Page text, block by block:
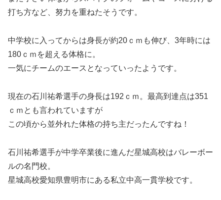
打ち方など、努力を重ねたそうです。
中学校に入ってからは身長が約20ｃｍも伸び、3年時には
180ｃｍを超える体格に。
一気にチームのエースとなっていったようです。
現在の石川祐希選手の身長は192ｃｍ。最高到達点は351
ｃｍとも言われていますが
この頃から並外れた体格の持ち主だったんですね！
石川祐希選手が中学卒業後に進んだ星城高校はバレーボー
ルの名門校。
星城高校愛知県豊明市にある私立中高一貫学校です。